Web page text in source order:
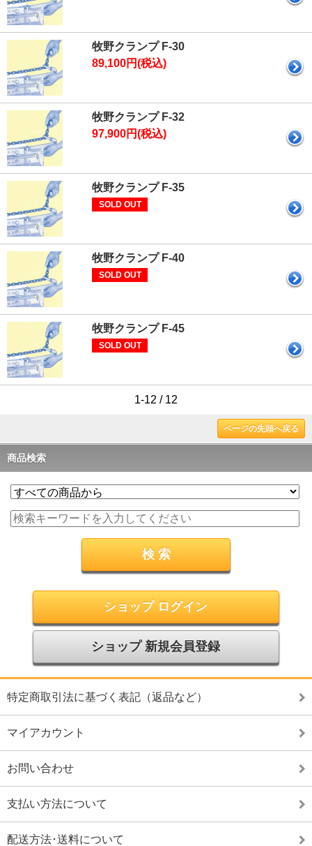
牧野クランプ F-30
89,100円(税込)
牧野クランプ F-32
97,900円(税込)
牧野クランプ F-35
SOLD OUT
牧野クランプ F-40
SOLD OUT
牧野クランプ F-45
SOLD OUT
1-12 / 12
ページの先頭へ戻る
商品検索
ショップ ログイン
ショップ 新規会員登録
特定商取引法に基づく表記（返品など）
マイアカウント
お問い合わせ
支払い方法について
配送方法･送料について